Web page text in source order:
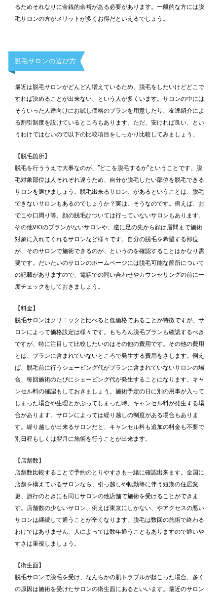
るためそれなりに金銭的余裕がある必要があります。一般的な方には脱
毛サロンの方がメリットが多くお得だといえるでしょう。
脱毛サロンの選び方
最近は脱毛サロンがどんどん増えているため、脱毛をしたいけどどこで
すれば決めることが出来ない、という人が多くいます。サロンの中には
そういった人達向けにお試し価格のプランを用意したり、友達紹介によ
る割引制度を設けているところもあります。ただ、安ければ良い、とい
うわけではないので以下の比較項目をしっかり比較してみましょう。
【脱毛箇所】
脱毛を行ううえで大事なのが、”どこを脱毛するか”ということです。脱
毛対象部位は人それぞれ違うため、自分が脱毛したい部位を脱毛できる
サロンを選びましょう。脱毛出来るサロン、があるということは、脱毛
できないサロンもあるのでしょうか？実は、そうなのです。例えば、お
でこや口周り等、顔の脱毛ひついては行っていないサロンもあります。
その他VIOのプランがないサロンや、逆に足の先から顔は眉間まで施術
対象に入れてくれるサロンなど様々です。自分の脱毛を希望する部位
が、そのサロンで施術できるのが、というのを確認することはかなり需
要です。だいたいのサロンのホームページには脱毛可能な箇所について
の記載がありますので、電話での問い合わせやカウンセリングの前に一
度チェックをしておきましょう。
【料金】
脱毛サロンはクリニックと比べると低価格であることが特徴ですが、サ
ロンによって価格設定は様々です。もちろん脱毛プランも確認するべき
ですが、特に注目して比較したいのはその他の費用です。その他の費用
とは、プランに含まれていないところで発生する費用をさします。例え
ば、脱毛前に行うシェービング代がプランに含まれていないサロンの場
合、毎回施術のたびにシェービング代が発生することになります。キャ
ンセル料の確認もしておきましょう。施術予定の日に別の用事が入って
しまった場合や生理とかぶってしまった時、キャンセル料が発生する場
合があります。サロンによっては繰り越しの制度がある場合もありま
す。繰り越しが出来るサロンだと、キャンセル料も追加の料金も不要で
別日程もしくは翌月に施術を行うことが出来ます。
【店舗数】
店舗数比較することで予約のとりやすさも一緒に確認出来ます。全国に
店舗を構えているサロンなら、引っ越しや転勤等に伴う短期の住居変
更、旅行のときにも同じサロンの他店舗で施術を受けることができま
す。店舗数の少ないサロン、例えば東京にしかない、やアクセスの悪い
サロンは継続して通うことが辛くなります。脱毛は数回の施術で終わる
わけではありません、人によっては数年通うこともありますので通いや
すさは重視しましょう。
【衛生面】
脱毛サロンで脱毛を受け、なんらかの肌トラブルが起こった場合、多く
の原因は施術を受けたサロンの衛生面にあるといいます。最近のサロン